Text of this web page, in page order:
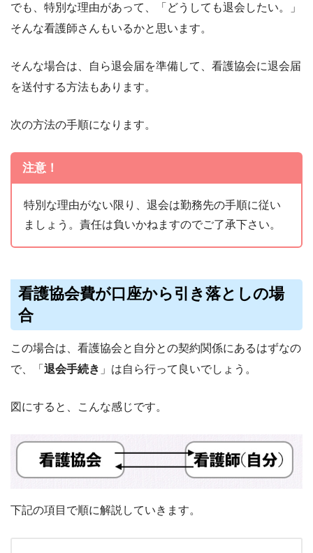
でも、特別な理由があって、「どうしても退会したい。」
そんな看護師さんもいるかと思います。
そんな場合は、自ら退会届を準備して、看護協会に退会届
を送付する方法もあります。
次の方法の手順になります。
注意！
特別な理由がない限り、退会は勤務先の手順に従い
ましょう。責任は負いかねますのでご了承下さい。
看護協会費が口座から引き落としの場
合
この場合は、看護協会と自分との契約関係にあるはずなの
で、「 退会手続き 」は自ら行って良いでしょう。
図にすると、こんな感じです。
下記の項目で順に解説していきます。